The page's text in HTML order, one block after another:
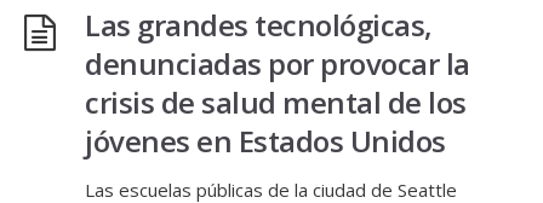
Las grandes tecnológicas,
denunciadas por provocar la
crisis de salud mental de los
jóvenes en Estados Unidos
Las escuelas públicas de la ciudad de Seattle